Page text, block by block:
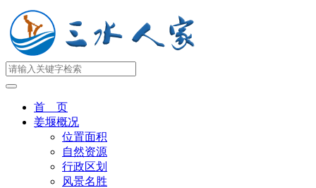
首 页
姜堰概况
位置面积
自然资源
行政区划
风景名胜